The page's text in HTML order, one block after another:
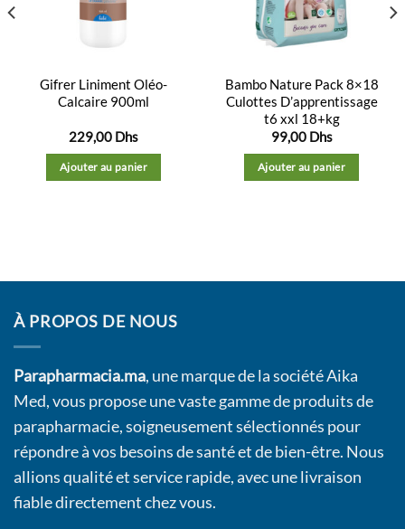
Gifrer Liniment Oléo-
Calcaire 900ml
229,00 Dhs
Ajouter au panier
d’envies
Bambo Nature Pack 8×18
Culottes D’apprentissage
t6 xxl 18+kg
99,00 Dhs
Ajouter au panier
À PROPOS DE NOUS
Parapharmacia.ma, une marque de la société Aika
Med, vous propose une vaste gamme de produits de
parapharmacie, soigneusement sélectionnés pour
répondre à vos besoins de santé et de bien-être. Nous
allions qualité et service rapide, avec une livraison
fiable directement chez vous.